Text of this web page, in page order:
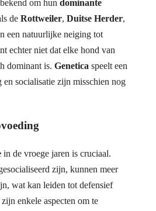
om hun dominante
de Rottweiler, Duitse Herder,
een natuurlijke neiging tot
echter niet dat elke hond van
dominant is. Genetica speelt een
socialisatie zijn misschien nog
in de vroege jaren is cruciaal.
zijn, kunnen meer
wat kan leiden tot defensief
enkele aspecten om te